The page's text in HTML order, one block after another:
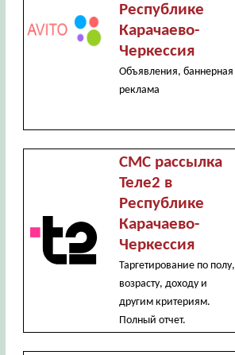
Республике
Карачаево-
Черкессия
Объявления, баннерная
реклама
СМС рассылка
Теле2 в
Республике
Карачаево-
Черкессия
Таргетирование по полу,
возрасту, доходу и
другим критериям.
Полный отчет.